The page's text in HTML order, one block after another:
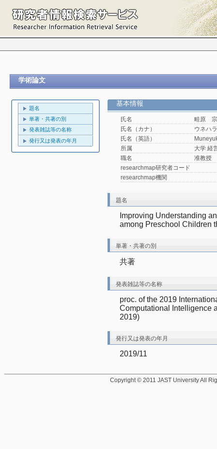
学術論文
題名
単著・共著の別
発表雑誌等の名称
発行又は発表の年月
基本情報
氏名
畦原
氏名（カナ）
ウネハ
氏名（英語）
所属
大学 経
職名
准教授
researchmap研究者コード
researchmap機関
題名
Improving Understanding
among Preschool Children
単著・共著の別
共著
発表雑誌等の名称
proc. of the 2019
Computational Intelligence
2019)
発行又は発表の年月
2019/11